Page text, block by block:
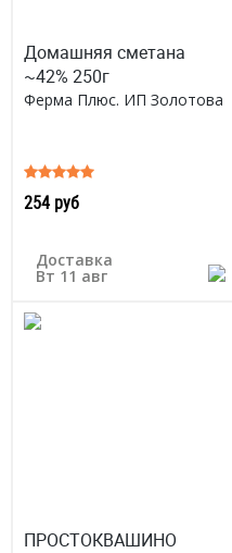
Домашняя сметана
~42% 250г
Ферма Плюс. ИП Золотова
254 руб
Доставка
Вт 11 авг
ПРОСТОКВАШИНО